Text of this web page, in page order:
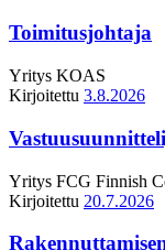
Toimitusjohtaja
Yritys KOAS
Kirjoitettu 3.8.2026
Yritys FCG Finnish
Kirjoitettu 20.7.2026